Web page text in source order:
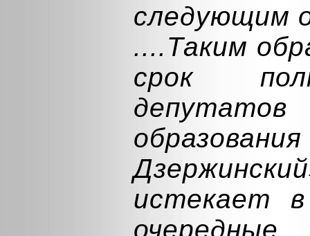
следующим
....Таким
срок
истекает